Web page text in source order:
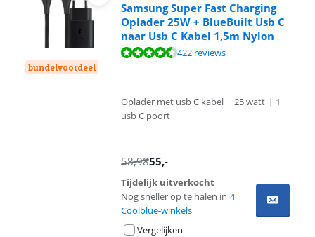
bundelvoordeel
Samsung Super Fast Charging
Oplader 25W + BlueBuilt Usb C
naar Usb C Kabel 1,5m Nylon
Beoordeling is 8,7 van de 10, gebaseerd op 422 reviews.
422 reviews
Oplader met usb C kabel | 25 watt | 1
usb C poort
58,9855,-
Tijdelijk uitverkocht
Nog sneller op te halen in 4
Coolblue-winkels
Vergelijken